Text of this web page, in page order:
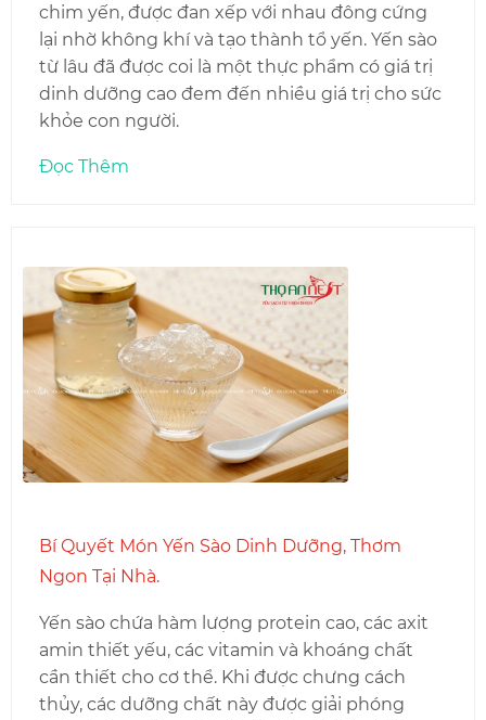
chim yến, được đan xếp với nhau đông cứng
lại nhờ không khí và tạo thành tổ yến. Yến sào
từ lâu đã được coi là một thực phẩm có giá trị
dinh dưỡng cao đem đến nhiều giá trị cho sức
khỏe con người.
Đọc Thêm
Bí Quyết Món Yến Sào Dinh Dưỡng, Thơm
Ngon Tại Nhà.
Yến sào chứa hàm lượng protein cao, các axit
amin thiết yếu, các vitamin và khoáng chất
cần thiết cho cơ thể. Khi được chưng cách
thủy, các dưỡng chất này được giải phóng